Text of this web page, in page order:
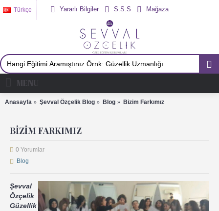
Türkçe Yararlı Bilgiler S.S.S Mağaza
MENU
Anasayfa Şevval Özçelik Blog Blog Bizim Farkımız
BIZIM FARKIMIZ
0 Yorumlar
Blog
Şevval
Özçelik
Güzellik